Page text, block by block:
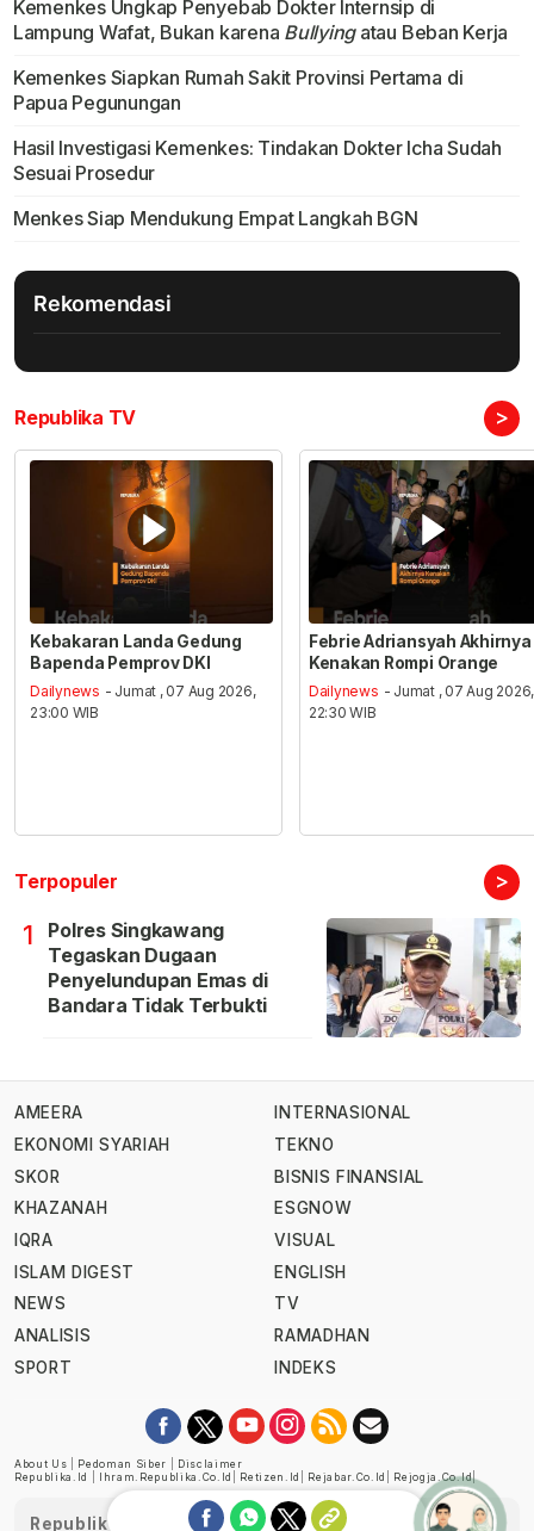
Kemenkes Ungkap Penyebab Dokter Internsip di
Lampung Wafat, Bukan karena Bullyingatau Beban Kerja
Kemenkes Siapkan Rumah Sakit Provinsi Pertama di
Papua Pegunungan
Hasil Investigasi Kemenkes: Tindakan Dokter Icha Sudah
Sesuai Prosedur
Menkes Siap Mendukung Empat Langkah BGN
Rekomendasi
Republika TV >
Kebakaran Landa Gedung
Bapenda Pemprov DKI
Dailynews - Jumat , 07 Aug 2026,
23:00 WIB
Febrie Adriansyah Akhirnya
Kenakan Rompi Orange
Dailynews - Jumat , 07 Aug 2026,
22:30 WIB
Terpopuler >
1
Polres Singkawang
Tegaskan Dugaan
Penyelundupan Emas di
Bandara Tidak Terbukti
AMEERA
EKONOMI SYARIAH
SKOR
KHAZANAH
IQRA
ISLAM DIGEST
NEWS
ANALISIS
SPORT
INTERNASIONAL
TEKNO
BISNIS FINANSIAL
ESGNOW
VISUAL
ENGLISH
TV
RAMADHAN
INDEKS
About Us Pedoman Siber
Disclaimer
Republika.id
Ihram.republika.co.id Retizen.id Rejabar.co.id Rejogja.co.id|
Republika telah diverifikasi oleh Dewan Pers